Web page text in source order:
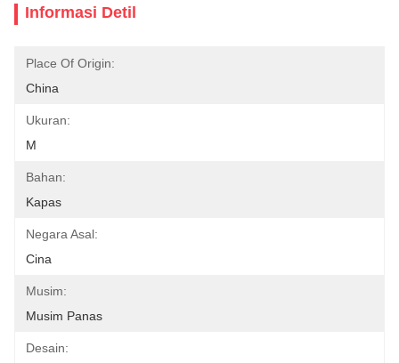
Informasi Detil
Place Of Origin:
China
Ukuran:
M
Bahan:
Kapas
Negara Asal:
Cina
Musim:
Musim Panas
Desain: